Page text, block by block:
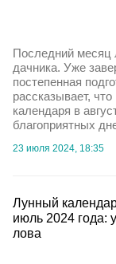
Последний
дачника. Уже
постепенная
рассказывает,
календаря в
благоприятных
23 июля 2024, 18:35
Лунный
июль 2024 года:
лова